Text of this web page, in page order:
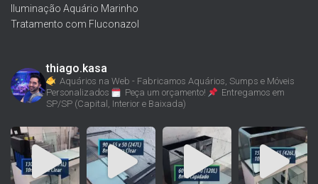
Iluminação Aquário Marinho
Tratamento com Fluconazol
thiago.kasa
Aquários na Web - Fabricamos Aquários, Sumps e Móveis
Personalizados
Peça um orçamento!
Entregamos em
SP/SP (Capital, Interior e Baixada)